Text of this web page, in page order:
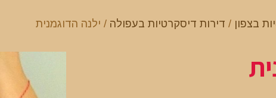
בצפון / דירות דיסקרטיות בעפולה / ילנה הדוגמנית